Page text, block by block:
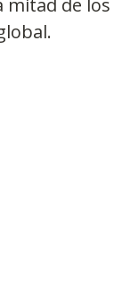
laboral
mitad de